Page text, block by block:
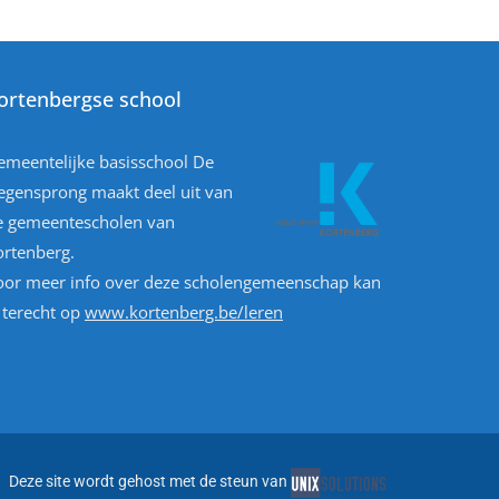
school
basisschool De
maakt deel uit van
gemeentescholen van
meer info over deze scholengemeenschap kan
op www.kortenberg.be/leren
Deze site wordt gehost met de steun van